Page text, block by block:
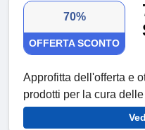
70%
OFFERTA SCONTO
Approfitta dell'offerta e
prodotti per la cura